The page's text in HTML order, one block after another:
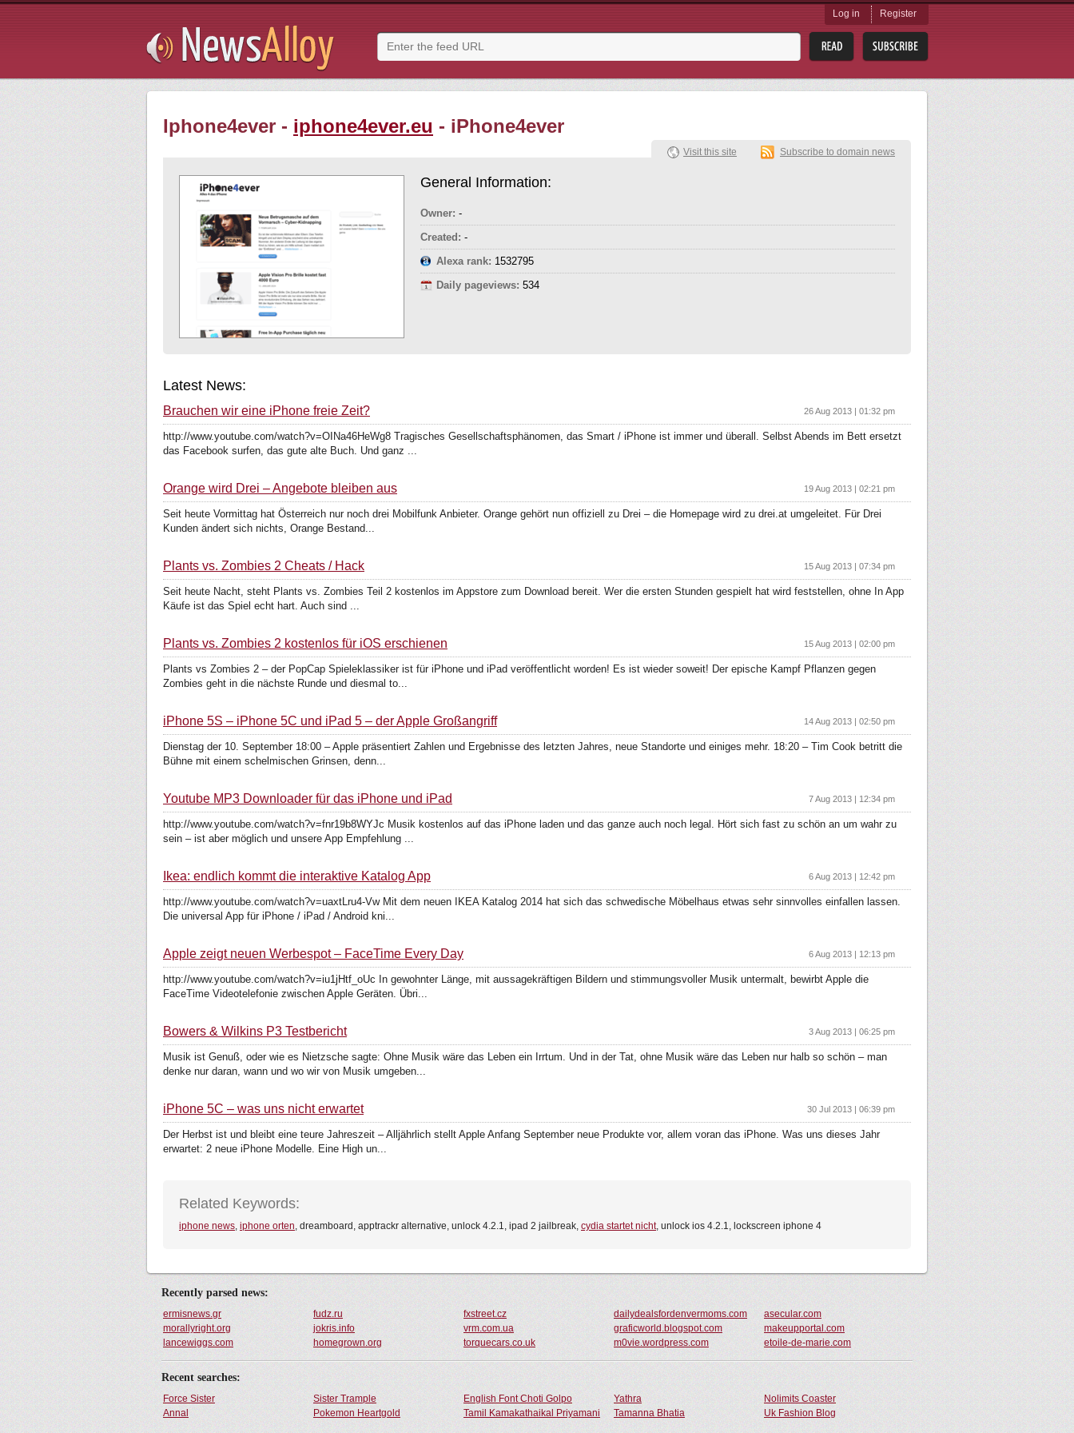
Log in Register
Iphone4ever - iphone4ever.eu - iPhone4ever
General Information:
Owner: -
Created: -
Alexa rank: 1532795
Daily pageviews: 534
Visit this site Subscribe to domain news
Latest News:
Brauchen wir eine iPhone freie Zeit? 26 Aug 2013 | 01:32 pm
http://www.youtube.com/watch?v=OINa46HeWg8 Tragisches Gesellschaftsphänomen, das Smart / iPhone ist immer und überall. Selbst Abends im Bett ersetzt
das Facebook surfen, das gute alte Buch. Und ganz ...
Orange wird Drei – Angebote bleiben aus 19 Aug 2013 | 02:21 pm
Seit heute Vormittag hat Österreich nur noch drei Mobilfunk Anbieter. Orange gehört nun offiziell zu Drei – die Homepage wird zu drei.at umgeleitet. Für Drei
Kunden ändert sich nichts, Orange Bestand...
Plants vs. Zombies 2 Cheats / Hack 15 Aug 2013 | 07:34 pm
Seit heute Nacht, steht Plants vs. Zombies Teil 2 kostenlos im Appstore zum Download bereit. Wer die ersten Stunden gespielt hat wird feststellen, ohne In App
Käufe ist das Spiel echt hart. Auch sind ...
Plants vs. Zombies 2 kostenlos für iOS erschienen 15 Aug 2013 | 02:00 pm
Plants vs Zombies 2 – der PopCap Spieleklassiker ist für iPhone und iPad veröffentlicht worden! Es ist wieder soweit! Der epische Kampf Pflanzen gegen
Zombies geht in die nächste Runde und diesmal to...
iPhone 5S – iPhone 5C und iPad 5 – der Apple Großangriff 14 Aug 2013 | 02:50 pm
Dienstag der 10. September 18:00 – Apple präsentiert Zahlen und Ergebnisse des letzten Jahres, neue Standorte und einiges mehr. 18:20 – Tim Cook betritt die
Bühne mit einem schelmischen Grinsen, denn...
Youtube MP3 Downloader für das iPhone und iPad 7 Aug 2013 | 12:34 pm
http://www.youtube.com/watch?v=fnr19b8WYJc Musik kostenlos auf das iPhone laden und das ganze auch noch legal. Hört sich fast zu schön an um wahr zu
sein – ist aber möglich und unsere App Empfehlung ...
Ikea: endlich kommt die interaktive Katalog App 6 Aug 2013 | 12:42 pm
http://www.youtube.com/watch?v=uaxtLru4-Vw Mit dem neuen IKEA Katalog 2014 hat sich das schwedische Möbelhaus etwas sehr sinnvolles einfallen lassen.
Die universal App für iPhone / iPad / Android kni...
Apple zeigt neuen Werbespot – FaceTime Every Day 6 Aug 2013 | 12:13 pm
http://www.youtube.com/watch?v=iu1jHtf_oUc In gewohnter Länge, mit aussagekräftigen Bildern und stimmungsvoller Musik untermalt, bewirbt Apple die
FaceTime Videotelefonie zwischen Apple Geräten. Übri...
Bowers & Wilkins P3 Testbericht 3 Aug 2013 | 06:25 pm
Musik ist Genuß, oder wie es Nietzsche sagte: Ohne Musik wäre das Leben ein Irrtum. Und in der Tat, ohne Musik wäre das Leben nur halb so schön – man
denke nur daran, wann und wo wir von Musik umgeben...
iPhone 5C – was uns nicht erwartet 30 Jul 2013 | 06:39 pm
Der Herbst ist und bleibt eine teure Jahreszeit – Alljährlich stellt Apple Anfang September neue Produkte vor, allem voran das iPhone. Was uns dieses Jahr
erwartet: 2 neue iPhone Modelle. Eine High un...
Related Keywords:
iphone news, iphone orten, dreamboard, apptrackr alternative, unlock 4.2.1, ipad 2 jailbreak, cydia startet nicht, unlock ios 4.2.1, lockscreen iphone 4
Recently parsed news:
ermisnews.gr fudz.ru fxstreet.cz dailydealsfordenvermoms.com
asecular.com
morallyright.org
jokris.info vrm.com.ua graficworld.blogspot.com
makeupportal.com
lancewiggs.com
homegrown.org torquecars.co.uk m0vie.wordpress.com etoile-de-marie.com
Recent searches:
Force Sister Sister Trample English Font Choti Golpo Yathra
Nolimits Coaster
Annal
Pokemon Heartgold Tamil Kamakathaikal Priyamani Tamanna Bhatia Uk Fashion Blog